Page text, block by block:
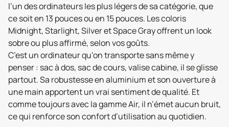
l’un des ordinateurs les plus légers de sa catégorie, que
ce soit en 13 pouces ou en 15 pouces. Les coloris
Midnight, Starlight, Silver et Space Gray offrent un look
sobre ou plus affirmé, selon vos goûts.
C’est un ordinateur qu’on transporte sans même y
penser : sac à dos, sac de cours, valise cabine, il se glisse
partout. Sa robustesse en aluminium et son ouverture à
une main apportent un vrai sentiment de qualité. Et
comme toujours avec la gamme Air, il n’émet aucun bruit,
ce qui renforce son confort d’utilisation au quotidien.